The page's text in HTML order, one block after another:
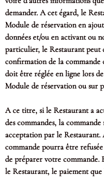
demander. A cet égard, le
Module de réservation en
données et/ou en activant ou
particulier, le Restaurant peut
confirmation de la commande
doit être réglée en ligne lors
Module de réservation ou sur
A ce titre, si le Restaurant a
des commandes, la commande
acceptation par le
commande pourra être
de préparer votre commande.
le Restaurant, le paiement